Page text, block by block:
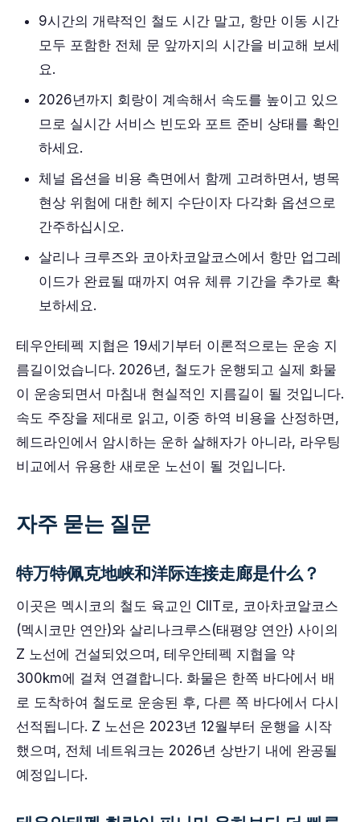
9시간의 개략적인 철도 시간 말고, 항만 이동 시간
모두 포함한 전체 문 앞까지의 시간을 비교해 보세
요.
2026년까지 회랑이 계속해서 속도를 높이고 있으
므로 실시간 서비스 빈도와 포트 준비 상태를 확인
하세요.
체널 옵션을 비용 측면에서 함께 고려하면서, 병목
현상 위험에 대한 헤지 수단이자 다각화 옵션으로
간주하십시오.
살리나 크루즈와 코아차코알코스에서 항만 업그레
이드가 완료될 때까지 여유 체류 기간을 추가로 확
보하세요.
테우안테펙 지협은 19세기부터 이론적으로는 운송 지
름길이었습니다. 2026년, 철도가 운행되고 실제 화물
이 운송되면서 마침내 현실적인 지름길이 될 것입니다.
속도 주장을 제대로 읽고, 이중 하역 비용을 산정하면,
헤드라인에서 암시하는 운하 살해자가 아니라, 라우팅
비교에서 유용한 새로운 노선이 될 것입니다.
자주 묻는 질문
特万特佩克地峡和洋际连接走廊是什么？
이곳은 멕시코의 철도 육교인 CIIT로, 코아차코알코스
(멕시코만 연안)와 살리나크루스(태평양 연안) 사이의
Z 노선에 건설되었으며, 테우안테펙 지협을 약
300km에 걸쳐 연결합니다. 화물은 한쪽 바다에서 배
로 도착하여 철도로 운송된 후, 다른 쪽 바다에서 다시
선적됩니다. Z 노선은 2023년 12월부터 운행을 시작
했으며, 전체 네트워크는 2026년 상반기 내에 완공될
예정입니다.